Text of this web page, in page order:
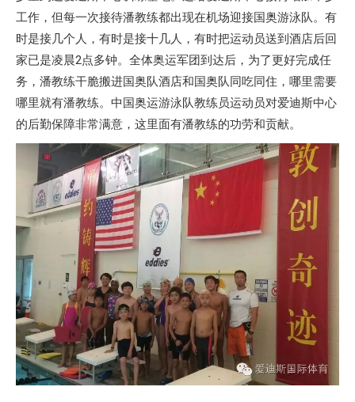
工作，但每一次接待潘教练都出现在机场迎接国奥游泳队。有
时是接几个人，有时是接十几人，有时把运动员送到酒店后回
家已是凌晨2点多钟。全体奥运军团到达后，为了更好完成任
务，潘教练干脆搬进国奥队酒店和国奥队同吃同住，哪里需要
哪里就有潘教练。中国奥运游泳队教练员运动员对爱迪斯中心
的后勤保障非常满意，这里面有潘教练的功劳和贡献。